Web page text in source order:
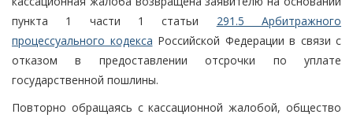
пункта 1 части 1 статьи 291.5 Арбитражного
процессуального кодекса Российской Федерации в связи с
отказом в предоставлении отсрочки по уплате
государственной пошлины.
Повторно обращаясь с кассационной жалобой, общество